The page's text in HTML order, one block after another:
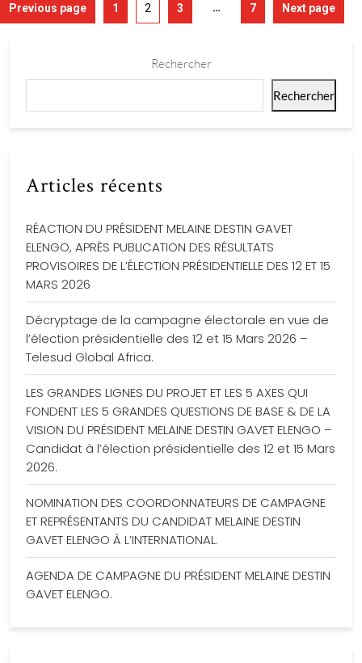
Previous page 1 2 3 … 7 Next page
Rechercher
Rechercher
Articles récents
RÉACTION DU PRÉSIDENT MELAINE DESTIN GAVET
ELENGO, APRÈS PUBLICATION DES RÉSULTATS
PROVISOIRES DE L’ÉLECTION PRÉSIDENTIELLE DES 12 ET 15
MARS 2026
Décryptage de la campagne électorale en vue de
l’élection présidentielle des 12 et 15 Mars 2026 –
Telesud Global Africa.
LES GRANDES LIGNES DU PROJET ET LES 5 AXES QUI
FONDENT LES 5 GRANDES QUESTIONS DE BASE & DE LA
VISION DU PRÉSIDENT MELAINE DESTIN GAVET ELENGO –
Candidat à l’élection présidentielle des 12 et 15 Mars
2026.
NOMINATION DES COORDONNATEURS DE CAMPAGNE
ET REPRÉSENTANTS DU CANDIDAT MELAINE DESTIN
GAVET ELENGO À L’INTERNATIONAL.
AGENDA DE CAMPAGNE DU PRÉSIDENT MELAINE DESTIN
GAVET ELENGO.